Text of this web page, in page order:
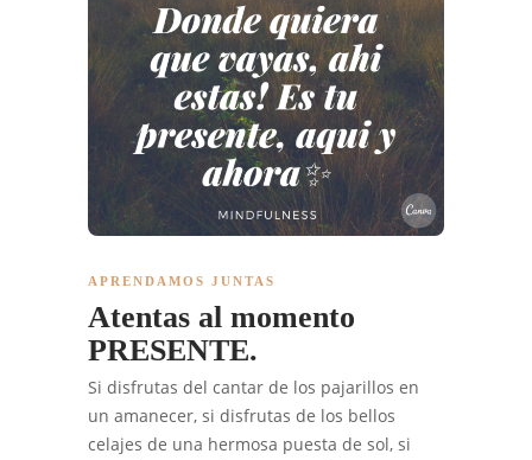
APRENDAMOS JUNTAS
Atentas al momento
PRESENTE.
Si disfrutas del cantar de los pajarillos en
un amanecer, si disfrutas de los bellos
celajes de una hermosa puesta de sol, si